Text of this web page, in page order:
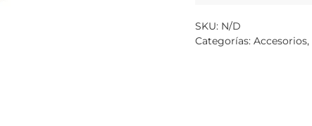
SKU: N/D
Categorías: Accesorios,